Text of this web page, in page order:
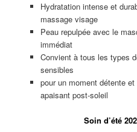
Hydratation intense et
massage visage
Peau repulpée avec le
immédiat
Convient à tous les types
sensibles
pour un moment détente
apaisant post-soleil
Soin d’été